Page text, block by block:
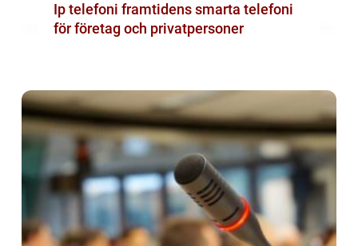
Ip telefoni framtidens smarta telefoni
för företag och privatpersoner